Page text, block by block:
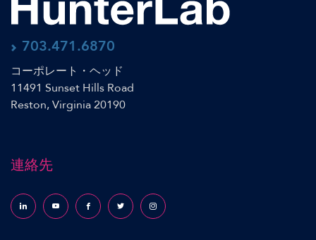
703.471.6870
コーポレート・ヘッド
11491 Sunset Hills Road
Reston, Virginia 20190
連絡先
Follow us on LinkedInFollow us on YouTubeFollow us on Facebook
Follow us on X (formerly Twitter)
Follow us on Instagram